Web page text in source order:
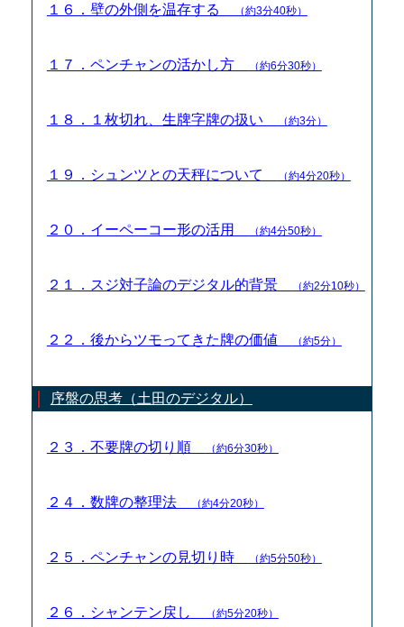
１６．壁の外側を温存する （約3分40秒）
１７．ペンチャンの活かし方 （約6分30秒）
１８．１枚切れ、生牌字牌の扱い （約3分）
１９．シュンツとの天秤について （約4分20秒）
２０．イーペーコー形の活用 （約4分50秒）
２１．スジ対子論のデジタル的背景 （約2分10秒）
２２．後からツモってきた牌の価値 （約5分）
序盤の思考（土田のデジタル）
２３．不要牌の切り順 （約6分30秒）
２４．数牌の整理法 （約4分20秒）
２５．ペンチャンの見切り時 （約5分50秒）
２６．シャンテン戻し （約5分20秒）